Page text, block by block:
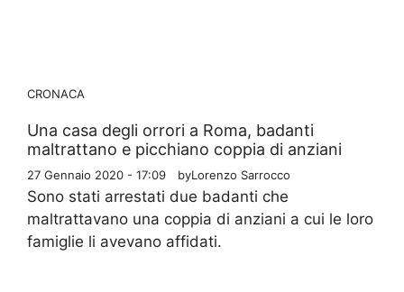
CRONACA
Una casa degli orrori a Roma, badanti
maltrattano e picchiano coppia di anziani
27 Gennaio 2020 - 17:09 byLorenzo Sarrocco
Sono stati arrestati due badanti che
maltrattavano una coppia di anziani a cui le loro
famiglie li avevano affidati.